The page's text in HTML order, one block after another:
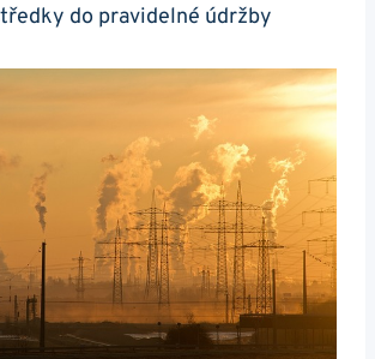
do pravidelné údržby